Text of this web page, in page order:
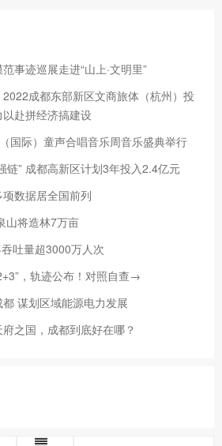
事迹巡展走进“山上·文明里”
成都东部新区文商旅体（杭州）投
赴拼经济搞建设
国际）童声合唱音乐周音乐盛典举行
链” 成都高新区计划3年投入2.4亿元
数据居全国前列
山将造林7万亩
吐量超3000万人次
，轨迹公布！对照自查→
谋划区域能源电力发展
之国，成都到底好在哪？